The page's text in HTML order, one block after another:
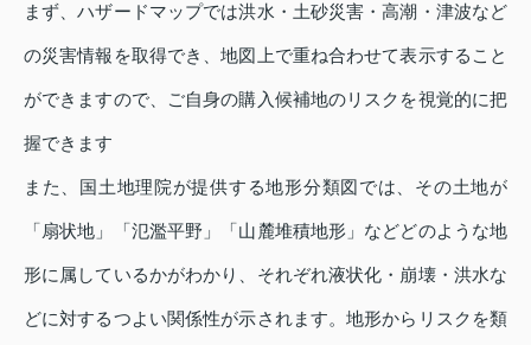
まず、ハザードマップでは洪水・土砂災害・高潮・津波など
の災害情報を取得でき、地図上で重ね合わせて表示すること
ができますので、ご自身の購入候補地のリスクを視覚的に把
握できます
また、国土地理院が提供する地形分類図では、その土地が
「扇状地」「氾濫平野」「山麓堆積地形」などどのような地
形に属しているかがわかり、それぞれ液状化・崩壊・洪水な
どに対するつよい関係性が示されます。地形からリスクを類